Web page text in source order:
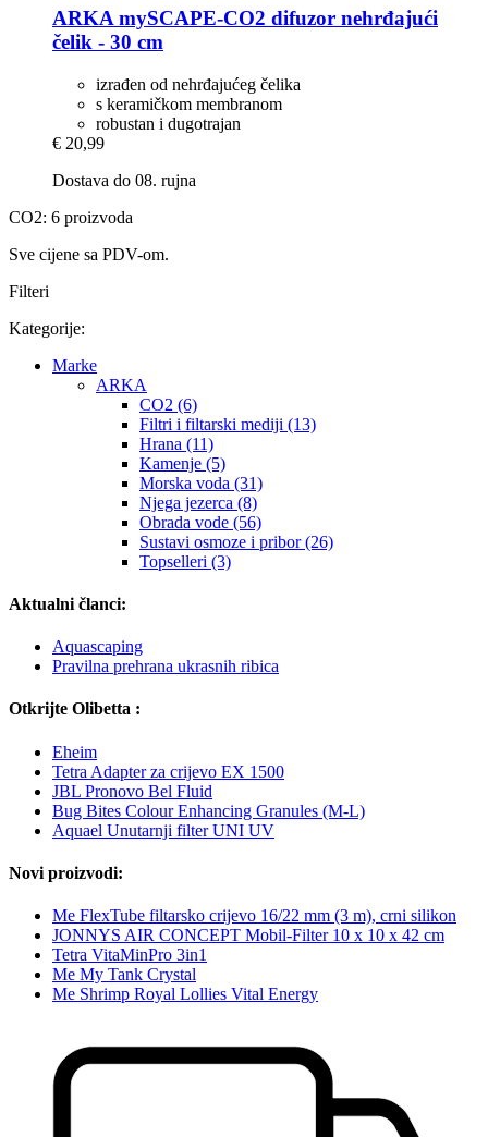
ARKA mySCAPE-​CO2 difuzor nehrđajući
čelik -​ 30 cm
izrađen od nehrđajućeg čelika
s keramičkom membranom
robustan i dugotrajan
€ 20,99
Dostava do 08. rujna
CO2: 6 proizvoda
Sve cijene sa PDV-om.
Filteri
Kategorije:
Marke
ARKA
CO2 (6)
Filtri i filtarski mediji (13)
Hrana (11)
Kamenje (5)
Morska voda (31)
Njega jezerca (8)
Obrada vode (56)
Sustavi osmoze i pribor (26)
Topselleri (3)
Aktualni članci:
Aquascaping
Pravilna prehrana ukrasnih ribica
Otkrijte Olibetta :
Eheim
Tetra Adapter za crijevo EX 1500
JBL Pronovo Bel Fluid
Bug Bites Colour Enhancing Granules (M-L)
Aquael Unutarnji filter UNI UV
Novi proizvodi:
Me FlexTube filtarsko crijevo 16/22 mm (3 m), crni silikon
JONNYS AIR CONCEPT Mobil-Filter 10 x 10 x 42 cm
Tetra VitaMinPro 3in1
Me My Tank Crystal
Me Shrimp Royal Lollies Vital Energy